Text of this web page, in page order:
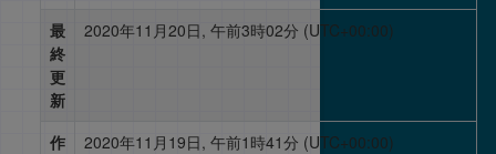
最
終
更
新
2020年11月20日, 午前3時02分 (UTC+00:00)
作
2020年11月19日, 午前1時41分 (UTC+00:00)